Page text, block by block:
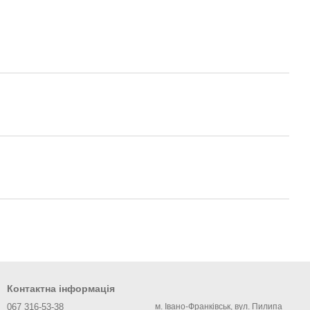
Контактна інформація
067 316-53-38 м. Івано-Франківськ, вул. Пилипа